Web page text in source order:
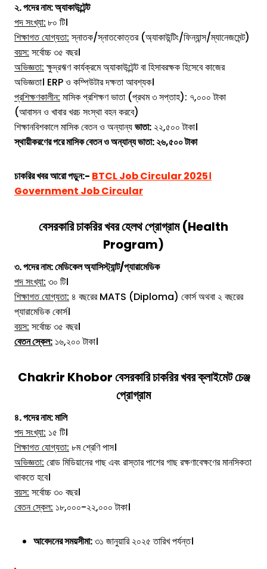
২. পদের নাম: অ্যাকাউন্টেন্ট
পদ সংখ্যা:৮০ টি।
শিক্ষাগত যোগ্যতা:স্নাতক/স্নাতকোত্তর (অ্যাকাউন্টিং/ফিন্যান্স/ম্যানেজমেন্ট)
বয়স: সর্বোচ্চ ৩৫ বছর।
অভিজ্ঞতা:ক্ষুদ্রঋণ কার্যক্রমে অ্যাকাউন্টেন্ট বা হিসাবরক্ষক হিসেবে কাজের
অভিজ্ঞতা। ERP ও কম্পিউটার দক্ষতা আবশ্যক।
প্রশিক্ষণকালীন: মাসিক প্রশিক্ষণ ভাতা (প্রথম ৩ সপ্তাহ): ৭,০০০ টাকা
(আবাসন ও খাবার খরচ সংস্থা বহন করবে)
শিক্ষানবিশকালে মাসিক বেতন ও অন্যান্যভাতা: ২২,৫০০ টাকা।
স্থায়ীকরণের পরে মাসিক বেতন ও অন্যান্য ভাতা: ২৬,৫০০ টাকা
চাকরির খবরআরো পড়ুন:- BTCL Job Circular 2025।
Government Job Circular
বেসরকারি চাকরির খবর হেলথ প্রোগ্রাম (Health
Program)
৩. পদের নাম: মেডিকেল অ্যাসিস্ট্যান্ট/প্যারামেডিক
পদ সংখ্যা: ৩০ টি।
শিক্ষাগত যোগ্যতা: ৪ বছরের MATS (Diploma) কোর্স অথবা ২ বছরের
প্যারামেডিক কোর্স।
বয়স: সর্বোচ্চ ৩৫ বছর।
বেতন স্কেল: ১৬,২০০ টাকা।
Chakrir Khobor বেসরকারি চাকরির খবর ক্লাইমেট চেঞ্জ
প্রোগ্রাম
৪. পদের নাম: মালি
পদ সংখ্যা: ১৫ টি।
শিক্ষাগত যোগ্যতা: ৮ম শ্রেণি পাস।
অভিজ্ঞতা: রোড মিডিয়ানের গাছ এবং রাস্তার পাশের গাছ রক্ষণাবেক্ষণের মানসিকতা
থাকতে হবে।
বয়স: সর্বোচ্চ ৩০ বছর।
বেতন স্কেল: ১৮,০০০-২২,০০০ টাকা।
আবেদনের সময়সীমা:৩১ জানুয়ারি ২০২৫ তারিখ পর্যন্ত।